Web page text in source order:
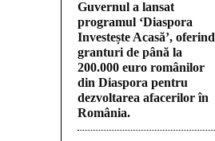
Guvernul a lansat
programul ‘Diaspora
Investește Acasă’, oferind
granturi de până la
200.000 euro românilor
din Diaspora pentru
dezvoltarea afacerilor în
România.